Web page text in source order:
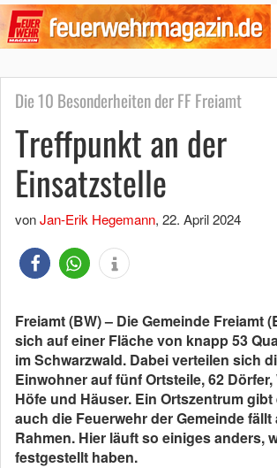
Die 10 Besonderheiten der FF Freiamt
Treffpunkt an der
Einsatzstelle
vonJan-Erik Hegemann, 22. April 2024
Freiamt (BW) – Die Gemeinde Freiamt
sich auf einer Fläche von knapp 53
im Schwarzwald. Dabei verteilen sich
Einwohner auf fünf Ortsteile, 62 Dörfer,
Höfe und Häuser. Ein Ortszentrum
auch die Feuerwehr der Gemeinde fällt
Rahmen. Hier läuft so einiges anders,
festgestellt haben.